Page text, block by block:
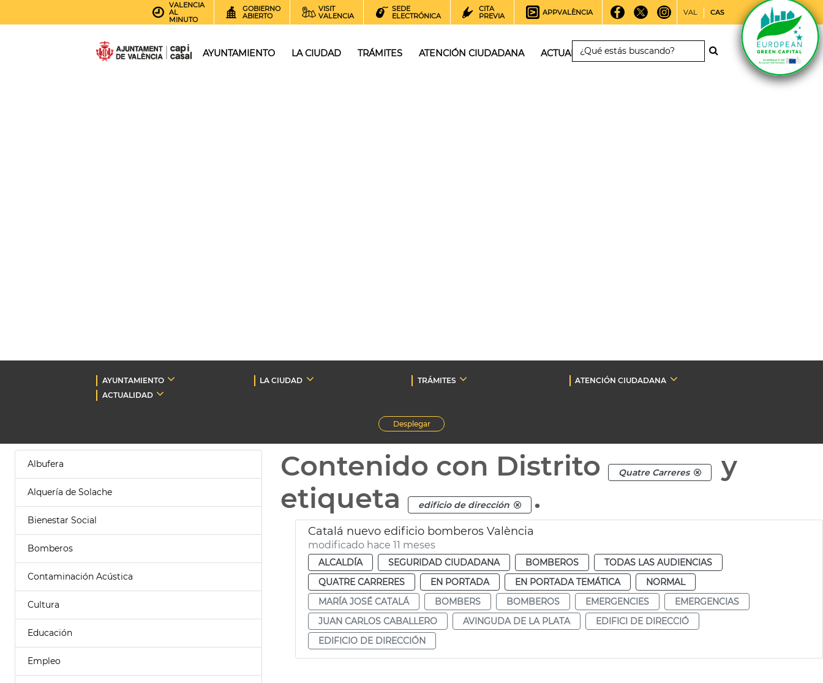
VALENCIA
AL
MINUTO
GOBIERNO
ABIERTO
VISIT
VALENCIA
SEDE
ELECTRÓNICA
CITA
PREVIA
APPVALÈNCIA VAL CAS
AYUNTAMIENTO LA CIUDAD TRÁMITES ATENCIÓN CIUDADANA ACTUALIDAD
AYUNTAMIENTO LA CIUDAD TRÁMITES
ATENCIÓN CIUDADANA
ACTUALIDAD
Desplegar
Albufera
Alquería de Solache
Bienestar Social
Bomberos
Contaminación Acústica
Cultura
Educación
Empleo
Contenido con Distrito Quatre Carreres
y
etiqueta
edificio de dirección .
Catalá nuevo edificio bomberos València
modificado hace 11 meses
ALCALDÍA SEGURIDAD CIUDADANA BOMBEROS
TODAS LAS AUDIENCIAS
QUATRE CARRERES
EN PORTADA EN PORTADA TEMÁTICA
NORMAL
MARÍA JOSÉ CATALÁ
BOMBERS BOMBEROS EMERGENCIES
EMERGENCIAS
JUAN CARLOS CABALLERO
AVINGUDA DE LA PLATA
EDIFICI DE DIRECCIÓ
EDIFICIO DE DIRECCIÓN